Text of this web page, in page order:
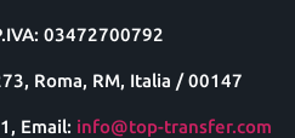
03472700792
Roma, RM, Italia / 00147
Email: info@top-transfer.com